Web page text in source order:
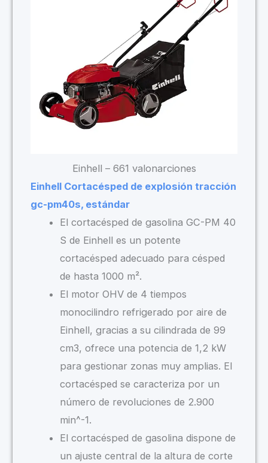
Einhell – 661 valonarciones
Einhell Cortacésped de explosión tracción
gc-pm40s, estándar
El cortacésped de gasolina GC-PM 40
S de Einhell es un potente
cortacésped adecuado para césped
de hasta 1000 m².
El motor OHV de 4 tiempos
monocilindro refrigerado por aire de
Einhell, gracias a su cilindrada de 99
cm3, ofrece una potencia de 1,2 kW
para gestionar zonas muy amplias. El
cortacésped se caracteriza por un
número de revoluciones de 2.900
min^-1.
El cortacésped de gasolina dispone de
un ajuste central de la altura de corte